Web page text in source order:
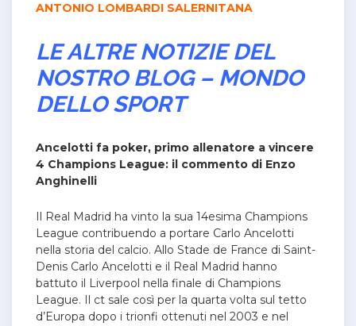
ANTONIO LOMBARDI SALERNITANA
LE ALTRE NOTIZIE DEL
NOSTRO BLOG – MONDO
DELLO SPORT
Ancelotti fa poker, primo allenatore a vincere
4 Champions League: il commento di Enzo
Anghinelli
Il Real Madrid ha vinto la sua 14esima Champions
League contribuendo a portare Carlo Ancelotti
nella storia del calcio. Allo Stade de France di Saint-
Denis Carlo Ancelotti e il Real Madrid hanno
battuto il Liverpool nella finale di Champions
League. Il ct sale così per la quarta volta sul tetto
d’Europa dopo i trionfi ottenuti nel 2003 e nel